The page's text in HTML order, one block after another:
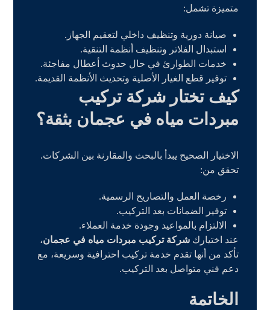
متميزة تشمل:
صيانة دورية وتنظيف داخلي لتعقيم الجهاز.
استبدال الفلاتر وتنظيف أنظمة التنقية.
خدمات الطوارئ في حال حدوث أعطال مفاجئة.
توفير قطع الغيار الأصلية وتحديث الأنظمة القديمة.
كيف تختار شركة تركيب
مبردات مياه في عجمان بثقة؟
الاختيار الصحيح يبدأ بالبحث والمقارنة بين الشركات.
تحقق من:
رخصة العمل والتصاريح الرسمية.
توفير الضمانات بعد التركيب.
الالتزام بالمواعيد وجودة خدمة العملاء.
عند اختياركشركة تركيب مبردات مياه في عجمان،
تأكد من أنها تقدم خدمة تركيب احترافية وسريعة، مع
دعم فني متواصل بعد التركيب.
الخاتمة